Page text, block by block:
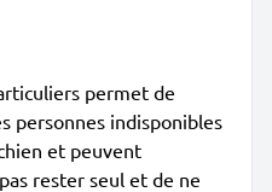
permet de
personnes indisponibles
et peuvent
rester seul et de ne